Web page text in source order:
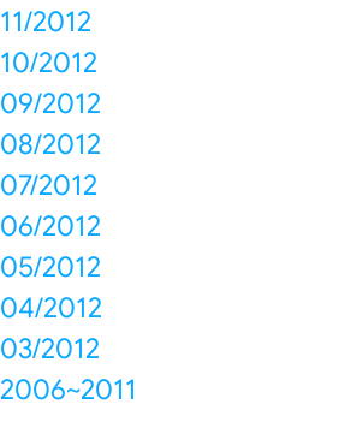
11/2012
10/2012
09/2012
08/2012
07/2012
06/2012
05/2012
04/2012
03/2012
2006~2011